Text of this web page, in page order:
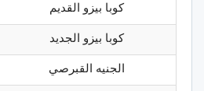
كوبا بيزو القديم
كوبا بيزو الجديد
الجنيه القبرصي